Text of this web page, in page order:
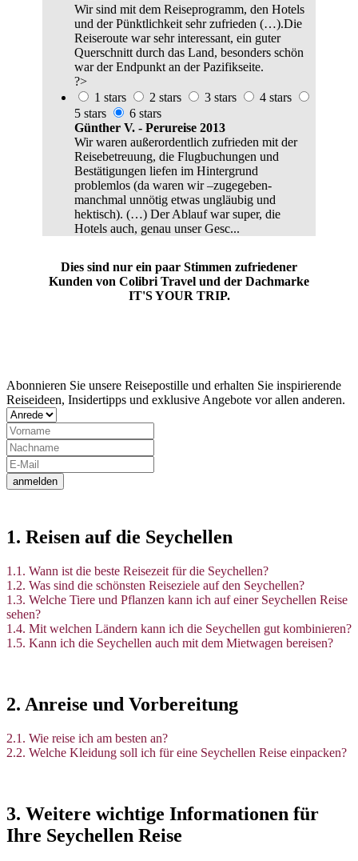
Wir sind mit dem Reiseprogramm, den Hotels
und der Pünktlichkeit sehr zufrieden (…).Die
Reiseroute war sehr interessant, ein guter
Querschnitt durch das Land, besonders schön
war der Endpunkt an der Pazifikseite.
?>
1 stars
2 stars 3 stars
4 stars
5 stars
6 stars
Günther V. - Perureise 2013
Wir waren außerordentlich zufrieden mit der
Reisebetreuung, die Flugbuchungen und
Bestätigungen liefen im Hintergrund
problemlos (da waren wir –zugegeben-
manchmal unnötig etwas ungläubig und
hektisch). (…) Der Ablauf war super, die
Hotels auch, genau unser Gesc...
Dies sind nur ein paar Stimmen zufriedener
Kunden von Colibri Travel und der Dachmarke
IT'S YOUR TRIP.
Abonnieren Sie unsere Reisepostille und erhalten Sie inspirierende
Reiseideen, Insidertipps und exklusive Angebote vor allen anderen.
anmelden
1. Reisen auf die Seychellen
1.1. Wann ist die beste Reisezeit für die Seychellen?
1.2. Was sind die schönsten Reiseziele auf den Seychellen?
1.3. Welche Tiere und Pflanzen kann ich auf einer Seychellen Reise
sehen?
1.4. Mit welchen Ländern kann ich die Seychellen gut kombinieren?
1.5. Kann ich die Seychellen auch mit dem Mietwagen bereisen?
2. Anreise und Vorbereitung
2.1. Wie reise ich am besten an?
2.2. Welche Kleidung soll ich für eine Seychellen Reise einpacken?
3. Weitere wichtige Informationen für
Ihre Seychellen Reise